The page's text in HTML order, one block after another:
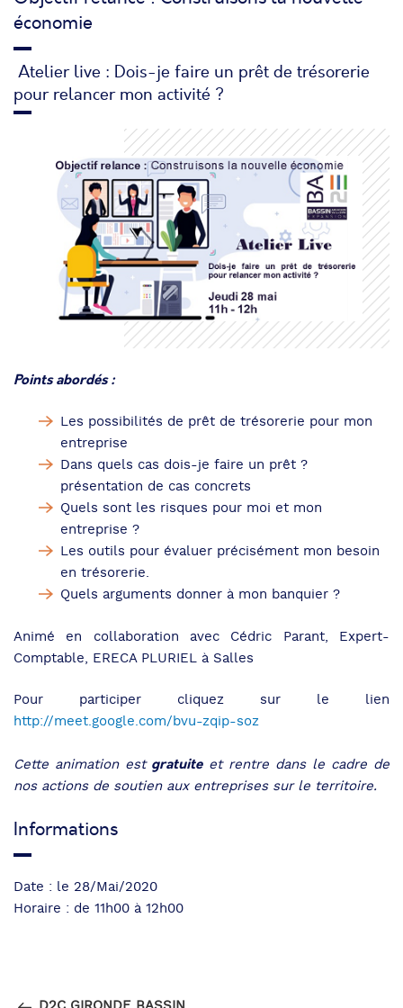
économie
Atelier live : Dois-je faire un prêt de trésorerie
pour relancer mon activité ?
Points abordés :
Les possibilités de prêt de trésorerie pour mon
entreprise
Dans quels cas dois-je faire un prêt ?
présentation de cas concrets
Quels sont les risques pour moi et mon
entreprise ?
Les outils pour évaluer précisément mon besoin
en trésorerie.
Quels arguments donner à mon banquier ?
Animé en collaboration avec Cédric Parant, Expert-
Comptable, ERECA PLURIEL à Salles
Pour participer cliquez sur le lien
http://meet.google.com/bvu-zqip-soz
Cette animation estgratuiteet rentre dans le cadre de
nos actions de soutien aux entreprises sur le territoire.
Informations
Date : le 28/Mai/2020
Horaire : de 11h00 à 12h00
précédent